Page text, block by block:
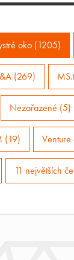
oko (1205)
(269)
Nezařazené (5)
(19) Venture
11 největších